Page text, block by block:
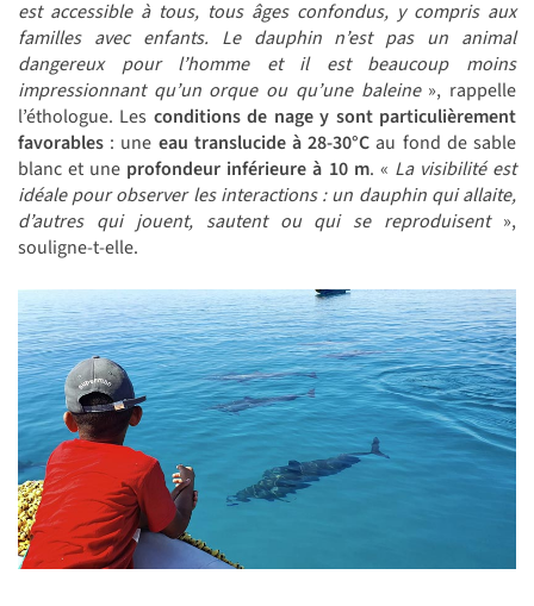
est accessible à tous, tous âges confondus, y compris aux
familles avec enfants. Le dauphin n’est pas un animal
dangereux pour l’homme et il est beaucoup moins
impressionnant qu’un orque ou qu’une baleine », rappelle
l’éthologue. Les conditions de nage y sont particulièrement
favorables : une eau translucide à 28-30°C au fond de sable
blanc et une profondeur inférieure à 10 m. « La visibilité est
idéale pour observer les interactions : un dauphin qui allaite,
d’autres qui jouent, sautent ou qui se reproduisent »,
souligne-t-elle.